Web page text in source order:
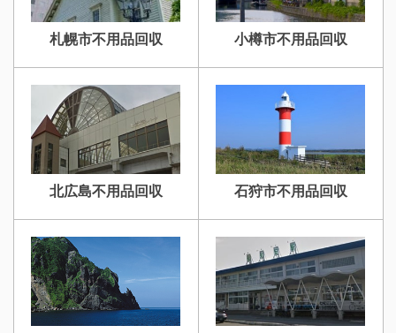
滝川不用品回収 新十津川不用品回収
砂川不用品回収 帯広・十勝不用品回収
札幌市不用品回収 小樽市不用品回収
北広島不用品回収 石狩市不用品回収